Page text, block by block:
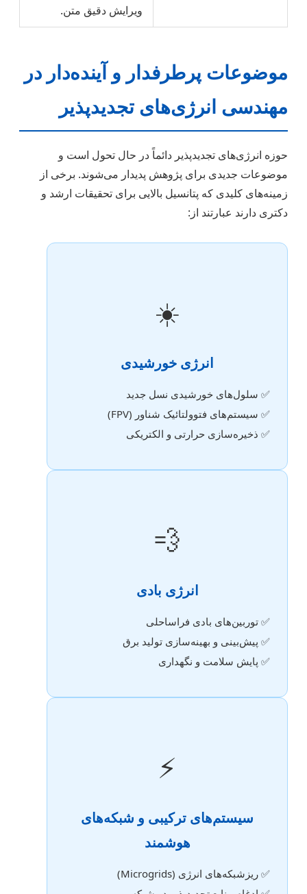
ویرایش دقیق متن.
موضوعات پرطرفدار و آینده‌دار در
مهندسی انرژی‌های تجدیدپذیر
حوزه انرژی‌های تجدیدپذیر دائماً در حال تحول است و
موضوعات جدیدی برای پژوهش پدیدار می‌شوند. برخی از
زمینه‌های کلیدی که پتانسیل بالایی برای تحقیقات ارشد و
دکتری دارند عبارتند از:
☀️
انرژی خورشیدی
✅ سلول‌های خورشیدی نسل جدید
✅ سیستم‌های فتوولتائیک شناور (FPV)
✅ ذخیره‌سازی حرارتی و الکتریکی
💨
انرژی بادی
✅ توربین‌های بادی فراساحلی
✅ پیش‌بینی و بهینه‌سازی تولید برق
✅ پایش سلامت و نگهداری
⚡
سیستم‌های ترکیبی و شبکه‌های
هوشمند
✅ ریزشبکه‌های انرژی (Microgrids)